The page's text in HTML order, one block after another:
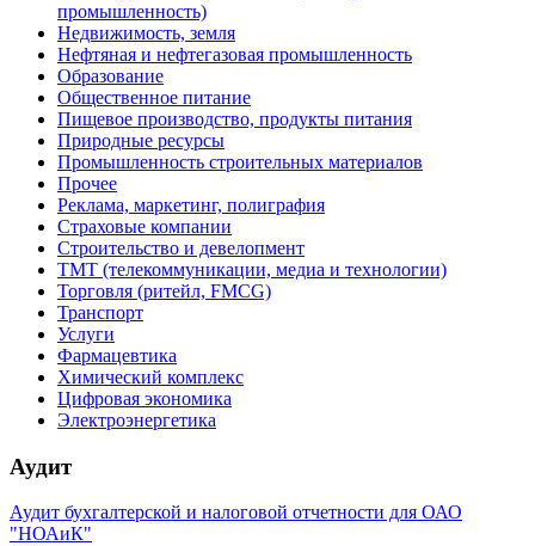
промышленность)
Недвижимость, земля
Нефтяная и нефтегазовая промышленность
Образование
Общественное питание
Пищевое производство, продукты питания
Природные ресурсы
Промышленность строительных материалов
Прочее
Реклама, маркетинг, полиграфия
Страховые компании
Строительство и девелопмент
ТМТ (телекоммуникации, медиа и технологии)
Торговля (ритейл, FMCG)
Транспорт
Услуги
Фармацевтика
Химический комплекс
Цифровая экономика
Электроэнергетика
Аудит
Аудит бухгалтерской и налоговой отчетности для ОАО
"НОАиК"